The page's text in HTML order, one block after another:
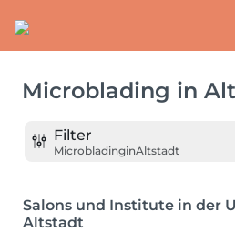
Microblading in
Filter
MicrobladinginAltstadt
Salons und Institute in der
Altstadt